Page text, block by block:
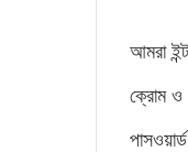
আমরা
ক্রোম ও